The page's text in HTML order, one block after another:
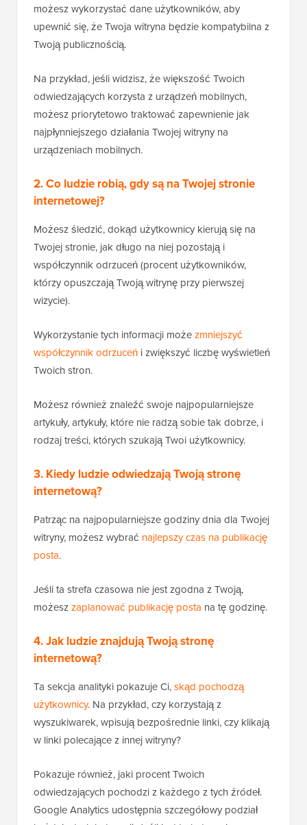
możesz wykorzystać dane użytkowników, aby
upewnić się, że Twoja witryna będzie kompatybilna z
Twoją publicznością.
Na przykład, jeśli widzisz, że większość Twoich
odwiedzających korzysta z urządzeń mobilnych,
możesz priorytetowo traktować zapewnienie jak
najpłynniejszego działania Twojej witryny na
urządzeniach mobilnych.
2. Co ludzie robią, gdy są na Twojej stronie
internetowej?
Możesz śledzić, dokąd użytkownicy kierują się na
Twojej stronie, jak długo na niej pozostają i
współczynnik odrzuceń (procent użytkowników,
którzy opuszczają Twoją witrynę przy pierwszej
wizycie).
Wykorzystanie tych informacji możezmniejszyć
współczynnik odrzuceń i zwiększyć liczbę wyświetleń
Twoich stron.
Możesz również znaleźć swoje najpopularniejsze
artykuły, artykuły, które nie radzą sobie tak dobrze, i
rodzaj treści, których szukają Twoi użytkownicy.
3. Kiedy ludzie odwiedzają Twoją stronę
internetową?
Patrząc na najpopularniejsze godziny dnia dla Twojej
witryny, możesz wybrać najlepszy czas na publikację
posta.
Jeśli ta strefa czasowa nie jest zgodna z Twoją,
możeszzaplanować publikację posta na tę godzinę.
4. Jak ludzie znajdują Twoją stronę
internetową?
Ta sekcja analityki pokazuje Ci,skąd pochodzą
użytkownicy. Na przykład, czy korzystają z
wyszukiwarek, wpisują bezpośrednie linki, czy klikają
w linki polecające z innej witryny?
Pokazuje również, jaki procent Twoich
odwiedzających pochodzi z każdego z tych źródeł.
Google Analytics udostępnia szczegółowy podział